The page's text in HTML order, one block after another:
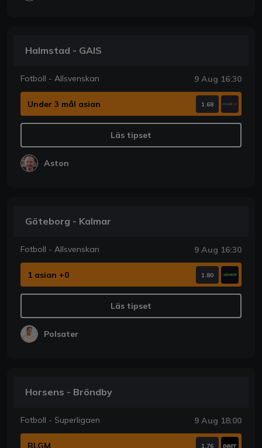
Halmstad - GAIS
Fotboll - Allsvenskan 9 Aug 16:30
Under 3 mål asian 1.68
Läs tipset
Aston
Göteborg - Kalmar
Fotboll - Allsvenskan 9 Aug 16:30
1 asian +0 1.80
Läs tipset
Polsater
Horsens - Bröndby
Fotboll - Superligaen 9 Aug 18:00
BLGM 1.76